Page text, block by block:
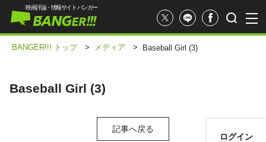
映画評論・情報サイト バンガー
ログイン
BANGER!!! トップ > メディア > Baseball Girl (3)
Baseball Girl (3)
記事へ戻る